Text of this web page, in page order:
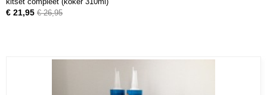
€ 21,95 € 26,95